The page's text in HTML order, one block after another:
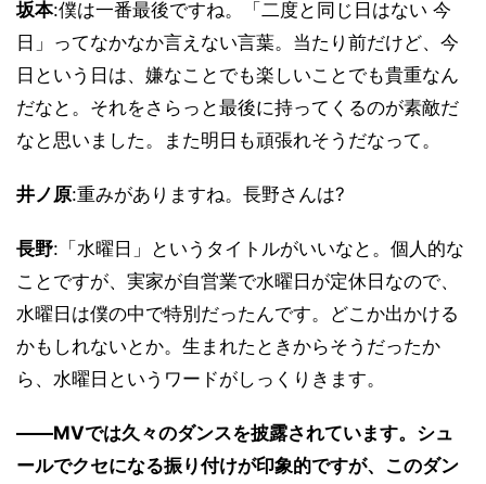
坂本:僕は一番最後ですね。「二度と同じ日はない 今
日」ってなかなか言えない言葉。当たり前だけど、今
日という日は、嫌なことでも楽しいことでも貴重なん
だなと。それをさらっと最後に持ってくるのが素敵だ
なと思いました。また明日も頑張れそうだなって。
井ノ原:重みがありますね。長野さんは?
長野:「水曜日」というタイトルがいいなと。個人的な
ことですが、実家が自営業で水曜日が定休日なので、
水曜日は僕の中で特別だったんです。どこか出かける
かもしれないとか。生まれたときからそうだったか
ら、水曜日というワードがしっくりきます。
――MVでは久々のダンスを披露されています。シュ
ールでクセになる振り付けが印象的ですが、このダン